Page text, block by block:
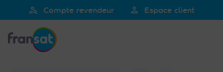
noter
Ce
person_search Compte revendeur person Espace client